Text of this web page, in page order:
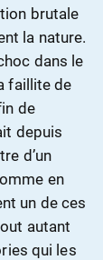
brutale
la nature.
dans le
faillite de
de
depuis
d’un
en
un de ces
autant
qui les